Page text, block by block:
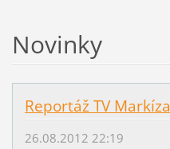
Novinky
Reportáž TV Markíza
26.08.2012 22:19